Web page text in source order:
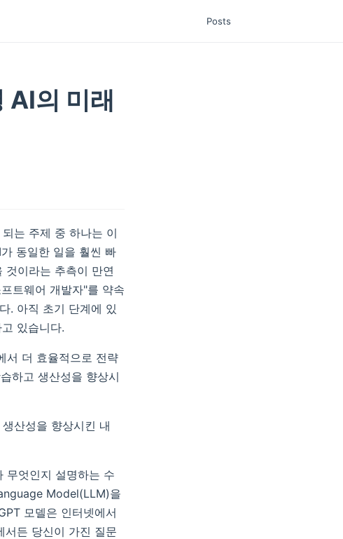
Posts
AI의 미래
는 주제 중 하나는 이
동일한 일을 훨씬 빠
것이라는 추측이 만연
트웨어 개발자"를 약속
. 아직 초기 단계에 있
있습니다.
서 더 효율적으로 전략
하고 생산성을 향상시
산성을 향상시킨 내
무엇인지 설명하는 수
Model(LLM)을
모델은 인터넷에서
서든 당신이 가진 질문